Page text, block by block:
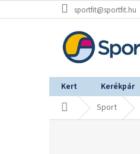
a
sportfit@sportfit.hu
Kert Kerékpár
KezdőlapSport